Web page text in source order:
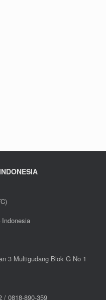
3 Multigudang Blok G No 1
/ 0818-890-359